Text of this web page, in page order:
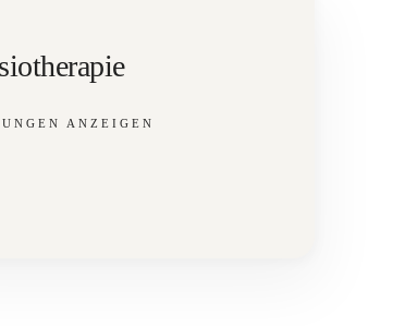
ANZEIGEN